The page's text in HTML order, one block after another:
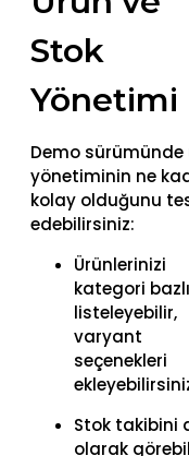
Stok
Yönetimi
Demo sürümünde
yönetiminin ne
kolay olduğunu
edebilirsiniz:
Ürünlerinizi
kategori bazlı
listeleyebilir,
varyant
seçenekleri
Stok takibini
olarak